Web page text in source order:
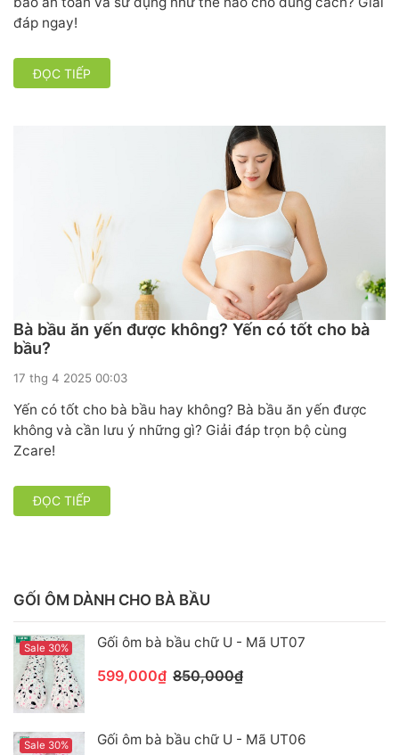
GỐI ÔM DÀNH CHO BÀ BẦU
Sale 30% Gối ôm bà bầu chữ U - Mã UT07
599,000₫ 850,000₫
Sale 30% Gối ôm bà bầu chữ U - Mã UT06
đáp ngay!
ĐỌC TIẾP
Bà bầu ăn yến được không? Yến có tốt cho bà
bầu?
17 thg 4 2025 00:03
Yến có tốt cho bà bầu hay không? Bà bầu ăn yến được
không và cần lưu ý những gì? Giải đáp trọn bộ cùng
Zcare!
ĐỌC TIẾP